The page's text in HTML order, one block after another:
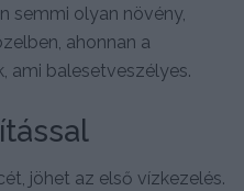
semmi olyan növény,
ahonnan a
ami balesetveszélyes.
jöhet az első vízkezelés.